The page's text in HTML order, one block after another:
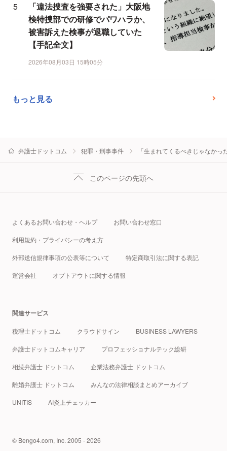
「違法捜査を強要された」大阪地
検特捜部での研修でパワハラか、
被害訴えた検事が退職していた
【手記全文】
2026年08月03日 15時05分
もっと見る
弁護士ドットコム 犯罪・刑事事件 「生まれてくるべきじゃなか
このページの先頭へ
よくあるお問い合わせ・ヘルプ お問い合わせ窓口
利用規約・プライバシーの考え方
外部送信規律事項の公表等について 特定商取引法に関する表記
運営会社 オプトアウトに関する情報
関連サービス
税理士ドットコム クラウドサイン BUSINESS LAWYERS
弁護士ドットコムキャリア プロフェッショナルテック総研
相続弁護士 ドットコム 企業法務弁護士 ドットコム
離婚弁護士 ドットコム みんなの法律相談まとめアーカイブ
UNITIS AI炎上チェッカー
© Bengo4.com, Inc. 2005 - 2026